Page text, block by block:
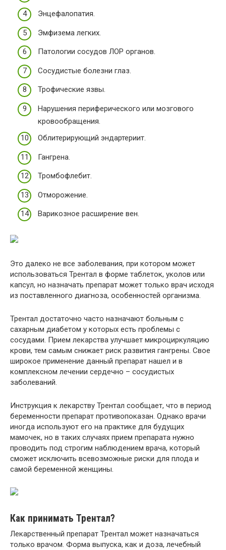
Энцефалопатия.
Эмфизема легких.
Патологии сосудов ЛОР органов.
Сосудистые болезни глаз.
Трофические язвы.
Нарушения периферического или мозгового
кровообращения.
Облитерирующий эндартериит.
Гангрена.
Тромбофлебит.
Отморожение.
Варикозное расширение вен.
Это далеко не все заболевания, при котором может
использоваться Трентал в форме таблеток, уколов или
капсул, но назначать препарат может только врач исходя
из поставленного диагноза, особенностей организма.
Трентал достаточно часто назначают больным с
сахарным диабетом у которых есть проблемы с
сосудами. Прием лекарства улучшает микроциркуляцию
крови, тем самым снижает риск развития гангрены. Свое
широкое применение данный препарат нашел и в
комплексном лечении сердечно – сосудистых
заболеваний.
Инструкция к лекарству Трентал сообщает, что в период
беременности препарат противопоказан. Однако врачи
иногда используют его на практике для будущих
мамочек, но в таких случаях прием препарата нужно
проводить под строгим наблюдением врача, который
сможет исключить всевозможные риски для плода и
самой беременной женщины.
Как принимать Трентал?
Лекарственный препарат Трентал может назначаться
только врачом. Форма выпуска, как и доза, лечебный